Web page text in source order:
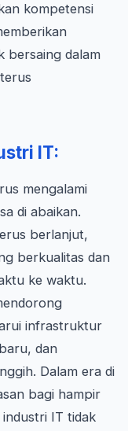
kompetensi
bersaing dalam
IT:
mengalami
di abaikan.
berlanjut,
berkualitas dan
ke waktu.
infrastruktur
dan
Dalam era di
bagi hampir
IT tidak